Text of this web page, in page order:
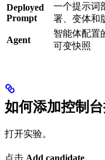
Deployed
Prompt
一个提示词
署、变体和
Agent
智能体配置
可变快照
如何添加控制
打开实验。